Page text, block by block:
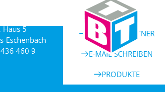
Haus 5
Eschenbach
460 9
ANSPRECHPARTNER
E-MAIL SCHREIBEN
PRODUKTE